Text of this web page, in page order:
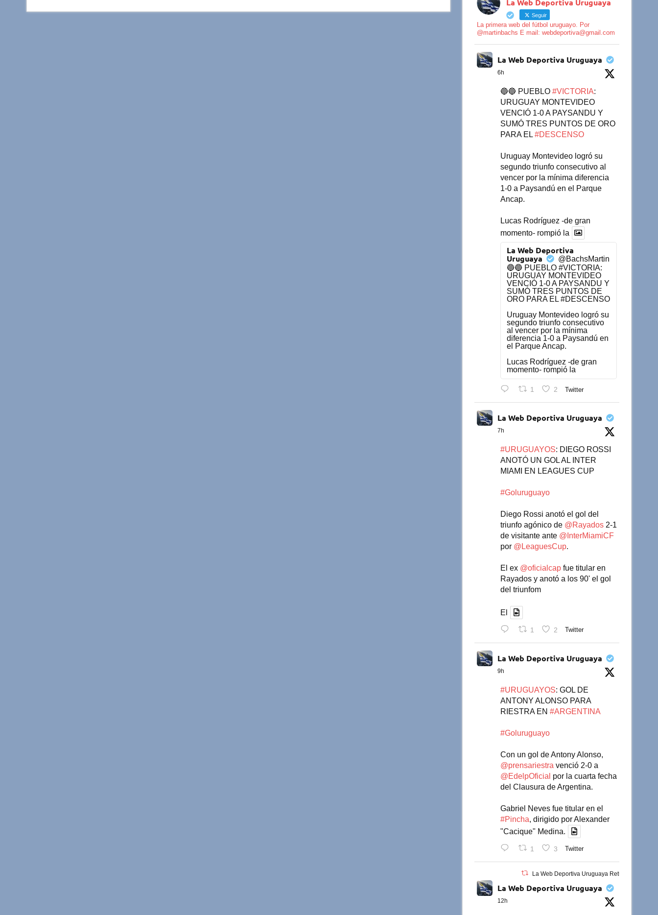
La Web Deportiva Uruguaya
Seguir
La primera web del fútbol uruguayo. Por
@martinbachs E mail: webdeportiva@gmail.com
La Web Deportiva Uruguaya
6h
🔵🔵 PUEBLO#VICTORIA:
URUGUAY MONTEVIDEO
VENCIÓ 1-0 A PAYSANDU Y
SUMÓ TRES PUNTOS DE ORO
PARA EL#DESCENSO
Uruguay Montevideo logró su
segundo triunfo consecutivo al
vencer por la mínima diferencia
1-0 a Paysandú en el Parque
Ancap.
Lucas Rodríguez -de gran
momento- rompió la
La Web Deportiva
Uruguaya
@BachsMartin
🔵🔵 PUEBLO #VICTORIA:
URUGUAY MONTEVIDEO
VENCIÓ 1-0 A PAYSANDU Y
SUMÓ TRES PUNTOS DE
ORO PARA EL #DESCENSO
Uruguay Montevideo logró su
segundo triunfo consecutivo
al vencer por la mínima
diferencia 1-0 a Paysandú en
el Parque Ancap.
Lucas Rodríguez -de gran
momento- rompió la
1 2 Twitter
La Web Deportiva Uruguaya
7h
#URUGUAYOS: DIEGO ROSSI
ANOTÓ UN GOL AL INTER
MIAMI EN LEAGUES CUP
#Goluruguayo
Diego Rossi anotó el gol del
triunfo agónico de @Rayados 2-1
de visitante ante @InterMiamiCF
por @LeaguesCup.
El ex @oficialcap fue titular en
Rayados y anotó a los 90' el gol
del triunfom
El
1 2 Twitter
La Web Deportiva Uruguaya
9h
#URUGUAYOS: GOL DE
ANTONY ALONSO PARA
RIESTRA EN#ARGENTINA
#Goluruguayo
Con un gol de Antony Alonso,
@prensariestra venció 2-0 a
@EdelpOficial por la cuarta fecha
del Clausura de Argentina.
Gabriel Neves fue titular en el
#Pincha, dirigido por Alexander
"Cacique" Medina.
1 3 Twitter
La Web Deportiva Uruguaya Retuiteado
La Web Deportiva Uruguaya
12h